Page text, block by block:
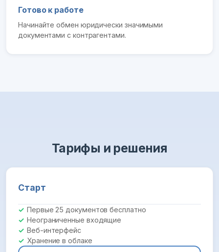
Готово к работе
Начинайте обмен юридически значимыми
документами с контрагентами.
Тарифы и решения
Старт
Первые 25 документов бесплатно
Неограниченные входящие
Веб-интерфейс
Хранение в облаке